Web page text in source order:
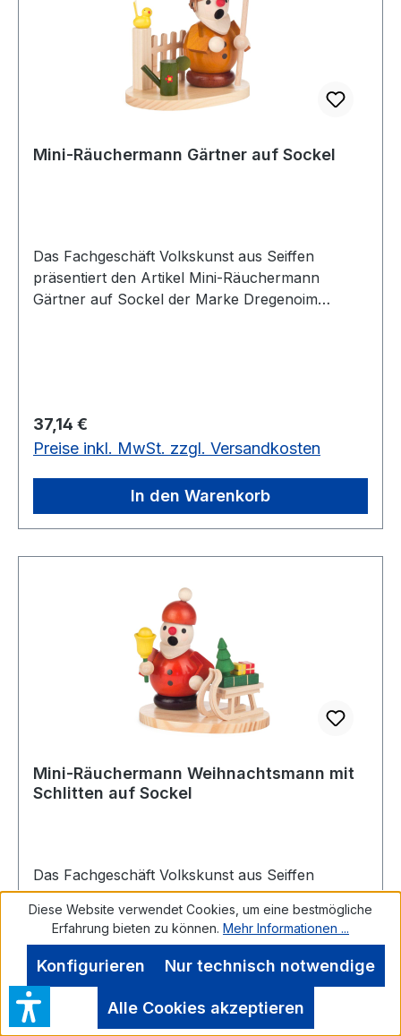
Mini-Räuchermann Gärtner auf Sockel
Das Fachgeschäft Volkskunst aus Seiffen
präsentiert den Artikel Mini-Räuchermann
Gärtner auf Sockel der Marke Dregenoim
Regulärer Preis:
37,14 €
Preise inkl. MwSt. zzgl. Versandkosten
In den Warenkorb
Mini-Räuchermann Weihnachtsmann mit
Schlitten auf Sockel
Das Fachgeschäft Volkskunst aus Seiffen
präsentiert den Artikel Mini-Räuchermann
Weihnachtsmann mit Schlitten auf Sockel der
Marke Dregenoim Erzgebirgskaufhaus
Diese Website verwendet Cookies, um eine bestmögliche
Erfahrung bieten zu können. Mehr Informationen ...
Nur technisch notwendige
Konfigurieren
Alle Cookies akzeptieren